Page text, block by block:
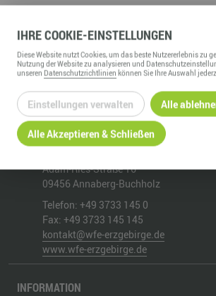
ZURÜCK ZUR ÜBERSICHT
WIRTSCHAFTSFÖRDERUNG
Adam-Ries-Straße 16
09456 Annaberg-Buchholz
Telefon: +49 3733 145 0
Fax: +49 3733 145 145
kontakt@wfe-erzgebirge.de
www.wfe-erzgebirge.de
INFORMATION
IHRECOOKIE-EINSTELLUNGEN
DieseWebsitenutzt Cookies, um das beste Nutzererlebnis zu
Nutzung derWebsitezu analysieren und
unseren Datenschutzrichtlinien können Sie Ihre Auswahl
Einstellungen verwalten Alle
Alle Akzeptieren & Schließen